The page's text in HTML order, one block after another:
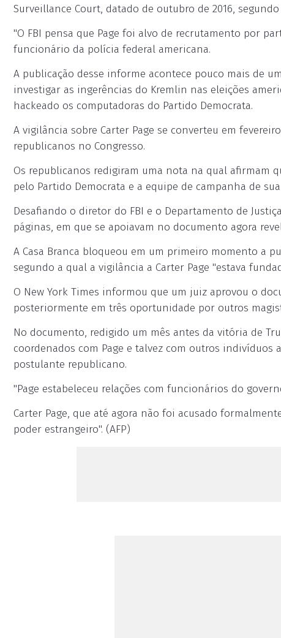
Surveillance Court, datado de outubro de 2016,
"O FBI pensa que Page foi alvo de recrutamento por
funcionário da polícia federal americana.
A publicação desse informe acontece pouco mais de
investigar as ingerências do Kremlin nas eleições
hackeado os computadoras do Partido Democrata.
A vigilância sobre Carter Page se converteu em
republicanos no Congresso.
Os republicanos redigiram uma nota na qual afirmam
pelo Partido Democrata e a equipe de campanha de
Desafiando o diretor do FBI e o Departamento de
páginas, em que se apoiavam no documento agora
A Casa Branca bloqueou em um primeiro momento a
segundo a qual a vigilância a Carter Page "estava
O New York Times informou que um juiz aprovou o
posteriormente em três oportunidade por outros
No documento, redigido um mês antes da vitória de
coordenados com Page e talvez com outros indivíduos
postulante republicano.
"Page estabeleceu relações com funcionários do
Carter Page, que até agora não foi acusado
poder estrangeiro". (AFP)